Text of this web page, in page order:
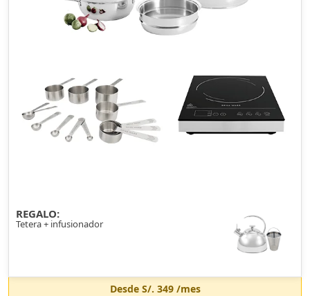
REGALO:
Tetera + infusionador
Desde S/. 349/mes